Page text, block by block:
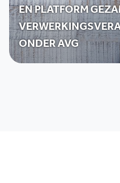
EN PLATFORM
ONDER AVG